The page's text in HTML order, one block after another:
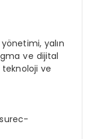
yönetimi, yalın
ve dijital
teknoloji ve